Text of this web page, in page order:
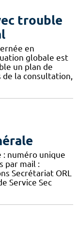
trouble
en
globale est
un plan de
la consultation,
: numéro unique
par mail :
Secrétariat ORL
Service Sec